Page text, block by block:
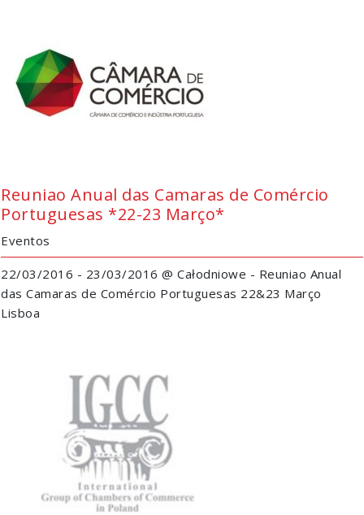
Reuniao Anual das Camaras de Comércio
Portuguesas *22-23 Março*
Eventos
22/03/2016 - 23/03/2016 @ Całodniowe - Reuniao Anual
das Camaras de Comércio Portuguesas 22&23 Março
Lisboa